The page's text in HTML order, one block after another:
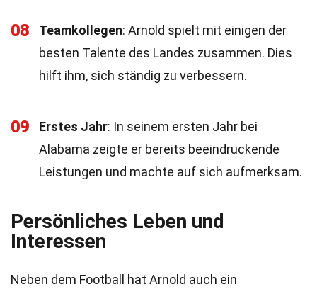
08 Teamkollegen: Arnold spielt mit einigen der
besten Talente des Landes zusammen. Dies
hilft ihm, sich ständig zu verbessern.
09 Erstes Jahr: In seinem ersten Jahr bei
Alabama zeigte er bereits beeindruckende
Leistungen und machte auf sich aufmerksam.
Persönliches Leben und
Interessen
Neben dem Football hat Arnold auch ein